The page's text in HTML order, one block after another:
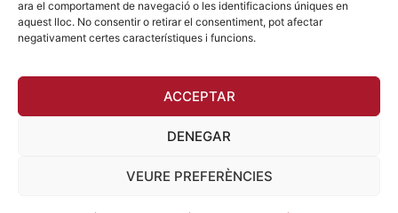
ara el comportament de navegació o les identificacions úniques en
aquest lloc. No consentir o retirar el consentiment, pot afectar
negativament certes característiques i funcions.
ACCEPTAR
DENEGAR
VEURE PREFERÈNCIES
info@cccorredors.com
Accés a socis
Política de privacitat
Política de cookies